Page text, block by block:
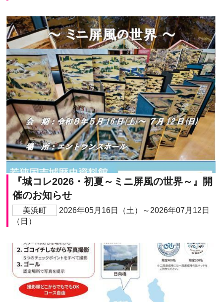
『城コレ2026・初夏～ミニ屏風の世界～』開
催のお知らせ
美浜町
2026年05月16日（土）～2026年07月12日
（日）